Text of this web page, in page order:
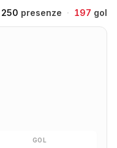
250 presenze · 197 gol
GOL